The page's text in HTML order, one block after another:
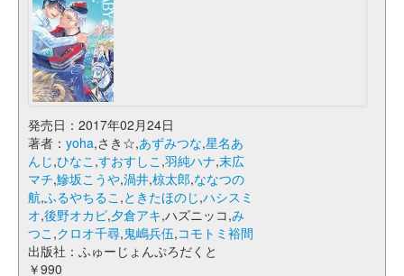
発売日：2017年02月24日
著者： yoha,さき☆,あずみつな,星名あ
んじ,ひなこ ,すおすしこ ,羽純ハナ,末広
マチ,鰺坂こうや,渦井,椋太郎,ななつの
航,ふるやちるこ ,ときたほのじ,ハシスミ
オ,後野オカピ,夕倉アキ,ハズニッコ,み
つこ ,クロオ千尋,鬼嶋兵伍,コモトミ裕間
出版社：ふゅーじょんぷろだくと
￥990